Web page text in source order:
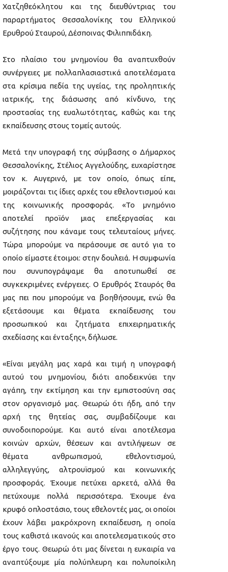
Χατζηθεόκλητου και της διευθύντριας του
παραρτήματος Θεσσαλονίκης του Ελληνικού
Ερυθρού Σταυρού, Δέσποινας Φιλιππιδάκη.
Στο πλαίσιο του μνημονίου θα αναπτυχθούν
συνέργειες με πολλαπλασιαστικά αποτελέσματα
στα κρίσιμα πεδία της υγείας, της προληπτικής
ιατρικής, της διάσωσης από κίνδυνο, της
προστασίας της ευαλωτότητας, καθώς και της
εκπαίδευσης στους τομείς αυτούς.
Μετά την υπογραφή της σύμβασης ο Δήμαρχος
Θεσσαλονίκης, Στέλιος Αγγελούδης, ευχαρίστησε
τον κ. Αυγερινό, με τον οποίο, όπως είπε,
μοιράζονται τις ίδιες αρχές του εθελοντισμού και
της κοινωνικής προσφοράς. «Το μνημόνιο
αποτελεί προϊόν μιας επεξεργασίας και
συζήτησης που κάναμε τους τελευταίους μήνες.
Τώρα μπορούμε να περάσουμε σε αυτό για το
οποίο είμαστε έτοιμοι: στην δουλειά. Η συμφωνία
που συνυπογράψαμε θα αποτυπωθεί σε
συγκεκριμένες ενέργειες. Ο Ερυθρός Σταυρός θα
μας πει που μπορούμε να βοηθήσουμε, ενώ θα
εξετάσουμε και θέματα εκπαίδευσης του
προσωπικού και ζητήματα επιχειρηματικής
σχεδίασης και ένταξης», δήλωσε.
«Είναι μεγάλη μας χαρά και τιμή η υπογραφή
αυτού του μνημονίου, διότι αποδεικνύει την
αγάπη, την εκτίμηση και την εμπιστοσύνη σας
στον οργανισμό μας. Θεωρώ ότι ήδη, από την
αρχή της θητείας σας, συμβαδίζουμε και
συνοδοιπορούμε. Και αυτό είναι αποτέλεσμα
κοινών αρχών, θέσεων και αντιλήψεων σε
θέματα ανθρωπισμού, εθελοντισμού,
αλληλεγγύης, αλτρουϊσμού και κοινωνικής
προσφοράς. Έχουμε πετύχει αρκετά, αλλά θα
πετύχουμε πολλά περισσότερα. Έχουμε ένα
κρυφό οπλοστάσιο, τους εθελοντές μας, οι οποίοι
έχουν λάβει μακρόχρονη εκπαίδευση, η οποία
τους καθιστά ικανούς και αποτελεσματικούς στο
έργο τους. Θεωρώ ότι μας δίνεται η ευκαιρία να
αναπτύξουμε μία πολύπλευρη και πολυποίκιλη